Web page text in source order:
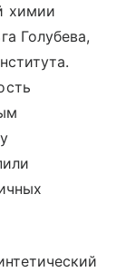
химии
Голубева,